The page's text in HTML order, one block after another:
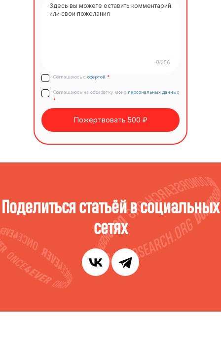
0/256
Соглашаюсь с офертой *
Соглашаюсь на обработку моих персональных данных
*
Пожертвовать 500 ₽
Поделиться статьёй в социальных
сетях